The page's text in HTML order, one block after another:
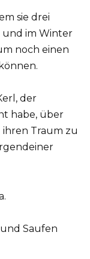
sie drei
und im Winter
noch einen
der
habe, über
Traum zu
Saufen